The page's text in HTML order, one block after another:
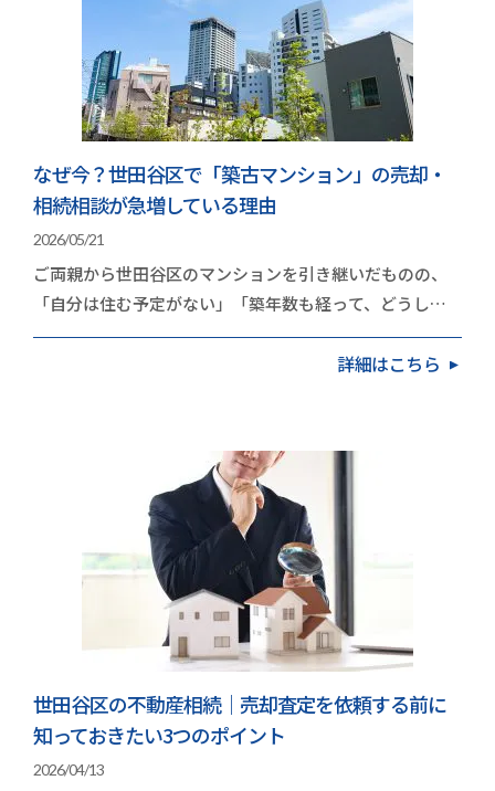
なぜ今？世田谷区で「築古マンション」の売却・
相続相談が急増している理由
2026/05/21
ご両親から世田谷区のマンションを引き継いだものの、
「自分は住む予定がない」「築年数も経って、どうした
ものか」と頭を抱えている方が増えています。久和不…
詳細はこちら
世田谷区の不動産相続｜売却査定を依頼する前に
知っておきたい3つのポイント
2026/04/13